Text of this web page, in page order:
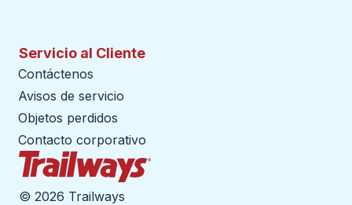
Servicio al Cliente
Contáctenos
Avisos de servicio
Objetos perdidos
Contacto corporativo
© 2026 Trailways